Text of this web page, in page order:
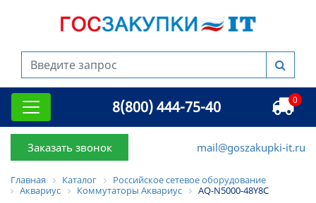
8(800) 444-75-40 0
Заказать звонок mail@goszakupki-it.ru
Главная Каталог
Российское сетевое оборудование
Аквариус
Коммутаторы Аквариус AQ-N5000-48Y8C